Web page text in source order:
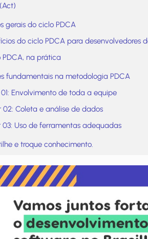
gerais do ciclo PDCA
do ciclo PDCA para desenvolvedores
PDCA, na prática
fundamentais na metodologia PDCA
01: Envolvimento de toda a equipe
02: Coleta e análise de dados
03: Uso de ferramentas adequadas
e troque conhecimento.